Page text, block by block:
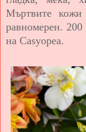
Мъртвите
равномерен.
на Casyopea.